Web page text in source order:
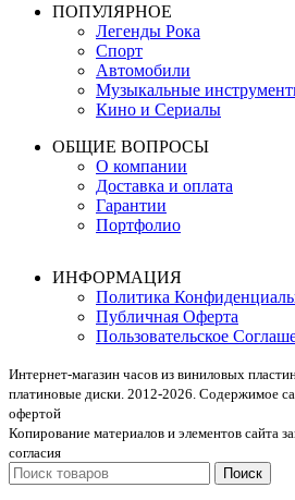
ПОПУЛЯРНОЕ
Легенды Рока
Спорт
Автомобили
Музыкальные
Кино и Сериалы
ОБЩИЕ ВОПРОСЫ
О компании
Доставка и оплата
Гарантии
Портфолио
ИНФОРМАЦИЯ
Политика
Публичная Оферта
Пользовательское
Интернет-магазин часов из виниловых
платиновые диски. 2012-2026. Содержимое
офертой
Копирование материалов и элементов сайта
согласия
Поиск